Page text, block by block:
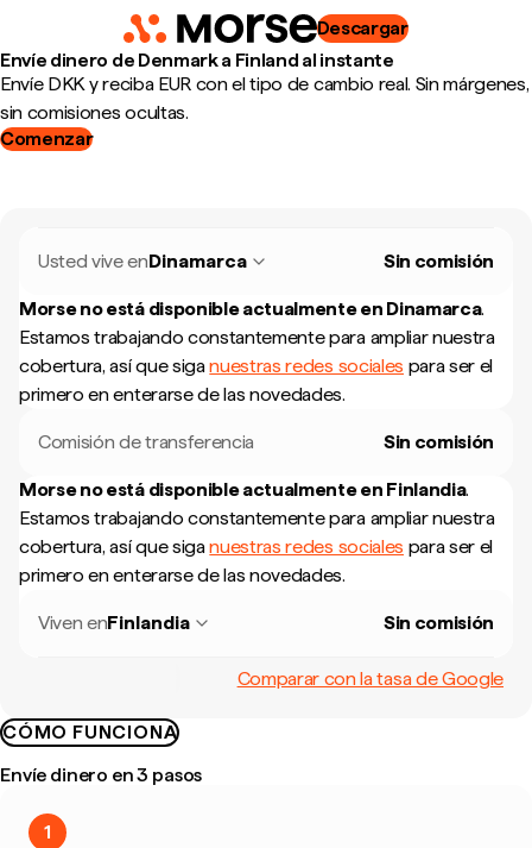
Descargar
Envíe dinero de Denmark a Finland al instante
Envíe DKK y reciba EUR con el tipo de cambio real. Sin márgenes,
sin comisiones ocultas.
Comenzar
Usted vive enDinamarca Sin comisión
Morse no está disponible actualmente en Dinamarca.
Estamos trabajando constantemente para ampliar nuestra
cobertura, así que siganuestras redes sociales para ser el
primero en enterarse de las novedades.
Comisión de transferencia Sin comisión
Morse no está disponible actualmente en Finlandia.
Estamos trabajando constantemente para ampliar nuestra
cobertura, así que siganuestras redes sociales para ser el
primero en enterarse de las novedades.
Viven enFinlandia Sin comisión
Comparar con la tasa de Google
CÓMO FUNCIONA
Envíe dinero en 3 pasos
1